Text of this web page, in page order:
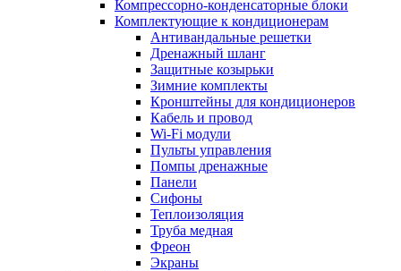
Компрессорно-конденсаторные блоки
Комплектующие к кондиционерам
Антивандальные решетки
Дренажный шланг
Защитные козырьки
Зимние комплекты
Кронштейны для кондиционеров
Кабель и провод
Wi-Fi модули
Пульты управления
Помпы дренажные
Панели
Сифоны
Теплоизоляция
Труба медная
Фреон
Экраны